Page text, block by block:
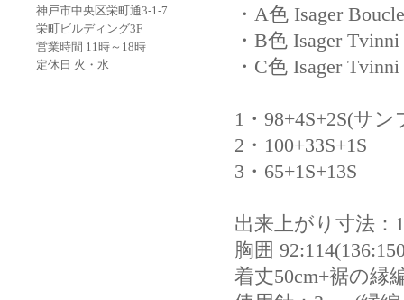
神戸市中央区栄町通3-1-7
栄町ビルディング3F
営業時間 11時～18時
定休日 火・水
・A色 Isager
・B色 Isager
・C色 Isager
1・98+4S+2S(サ
2・100+33S+1S
3・65+1S+13S
出来上がり寸法：
胸囲
着丈50cm+裾の縁